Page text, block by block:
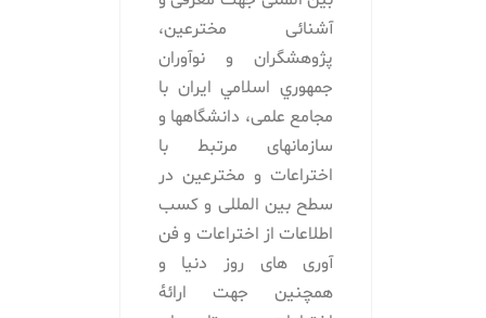
آشنائی مخترعين،
پژوهشگران و نوآوران
جمهوري اسلامي ايران با
مجامع علمی، دانشگاهها و
سازمانهای مرتبط با
اختراعات و مخترعین در
سطح بین المللی و کسب
اطلاعات از اختراعات و فن
آوری های روز دنیا و
همچنین جهت ارائۀ